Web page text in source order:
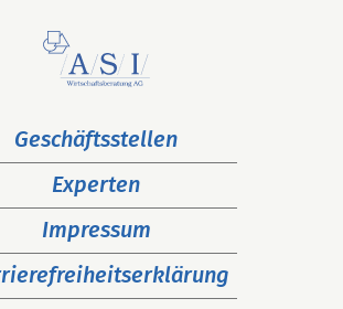
überspringen
Geschäftsstellen
Experten
Impressum